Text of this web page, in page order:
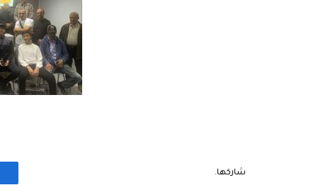
شاركها.